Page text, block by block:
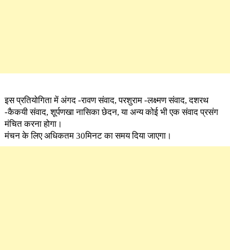
इस प्रतियोगिता में अंगद -रावण संवाद, परशुराम -लक्ष्मण संवाद, दशरथ
-कैकयी संवाद, शूर्पणखा नासिका छेदन, या अन्य कोई भी एक संवाद प्रसंग
मंचित करना होगा।
मंचन के लिए अधिकतम 30मिनट का समय दिया जाएगा।